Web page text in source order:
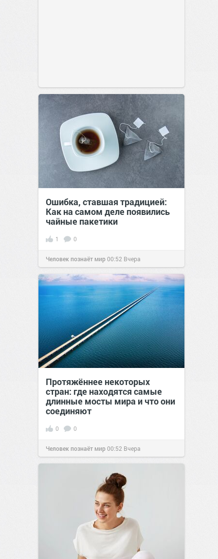
Ошибка, ставшая традицией:
Как на самом деле появились
чайные пакетики
1 0
Человек познаёт мир00:52 Вчера
Протяжённее некоторых
стран: где находятся самые
длинные мосты мира и что они
соединяют
0 0
Человек познаёт мир00:52 Вчера